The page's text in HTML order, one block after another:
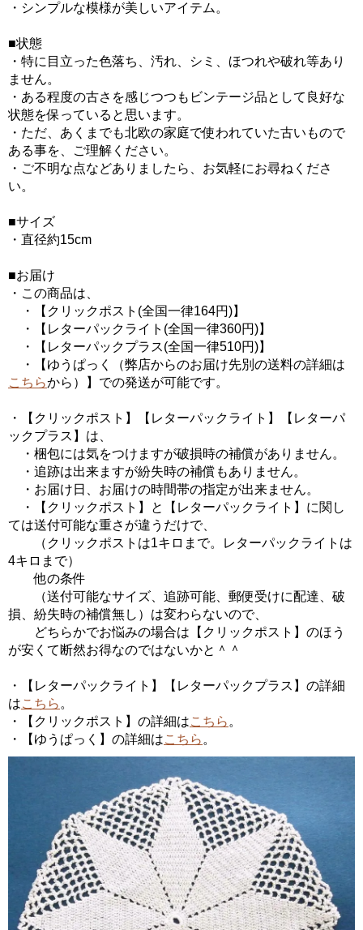
・シンプルな模様が美しいアイテム。
■状態
・特に目立った色落ち、汚れ、シミ、ほつれや破れ等あり
ません。
・ある程度の古さを感じつつもビンテージ品として良好な
状態を保っていると思います。
・ただ、あくまでも北欧の家庭で使われていた古いもので
ある事を、ご理解ください。
・ご不明な点などありましたら、お気軽にお尋ねくださ
い。
■サイズ
・直径約15cm
■お届け
・この商品は、
・【クリックポスト(全国一律164円)】
・【レターパックライト(全国一律360円)】
・【レターパックプラス(全国一律510円)】
・【ゆうぱっく（弊店からのお届け先別の送料の詳細は
こちらから）】での発送が可能です。
・【クリックポスト】【レターパックライト】【レターパ
ックプラス】は、
・梱包には気をつけますが破損時の補償がありません。
・追跡は出来ますが紛失時の補償もありません。
・お届け日、お届けの時間帯の指定が出来ません。
・【クリックポスト】と【レターパックライト】に関し
ては送付可能な重さが違うだけで、
（クリックポストは1キロまで。レターパックライトは
4キロまで）
他の条件
（送付可能なサイズ、追跡可能、郵便受けに配達、破
損、紛失時の補償無し）は変わらないので、
どちらかでお悩みの場合は【クリックポスト】のほう
が安くて断然お得なのではないかと＾＾
・【レターパックライト】【レターパックプラス】の詳細
はこちら 。
・【クリックポスト】の詳細はこちら 。
・【ゆうぱっく】の詳細はこちら 。